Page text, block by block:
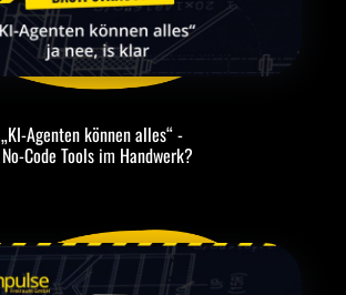
„KI-Agenten können alles“ -
No-Code Tools im Handwerk?